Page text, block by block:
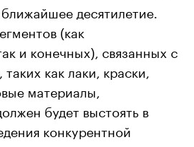
десятилетие.
(как
и конечных), связанных с
как лаки, краски,
материалы,
будет выстоять в
конкурентной